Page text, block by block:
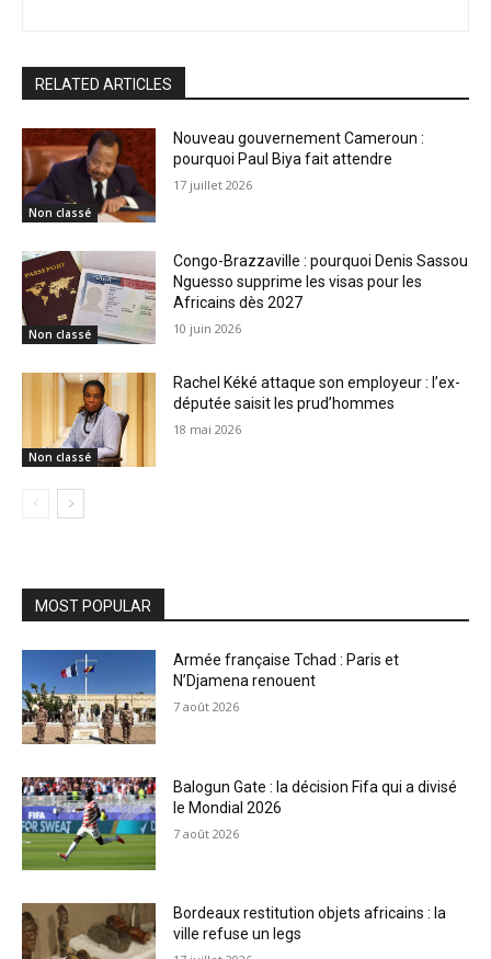
RELATED ARTICLES
Non classé
Nouveau gouvernement Cameroun :
pourquoi Paul Biya fait attendre
17 juillet 2026
Non classé
Congo-Brazzaville : pourquoi Denis Sassou
Nguesso supprime les visas pour les
Africains dès 2027
10 juin 2026
Non classé
Rachel Kéké attaque son employeur : l’ex-
députée saisit les prud’hommes
18 mai 2026
MOST POPULAR
Armée française Tchad : Paris et
N’Djamena renouent
7 août 2026
Balogun Gate : la décision Fifa qui a divisé
le Mondial 2026
7 août 2026
Bordeaux restitution objets africains : la
ville refuse un legs